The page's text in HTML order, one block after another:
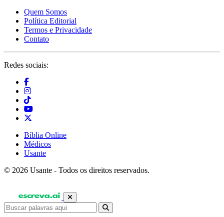
Quem Somos
Política Editorial
Termos e Privacidade
Contato
Redes sociais:
Bíblia Online
Médicos
Usante
© 2026 Usante - Todos os direitos reservados.